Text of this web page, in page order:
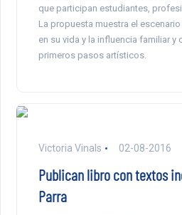
que participan estudiantes,
La propuesta muestra el
en su vida y la influencia familiar y
primeros pasos artísticos.
Victoria Vinals 02-08-2016
Publican libro con textos
Parra